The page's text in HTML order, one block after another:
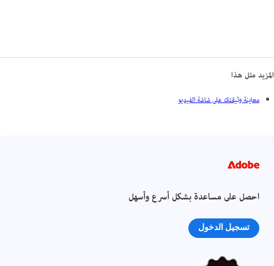
المزيد مثل هذا
معاينة وثيقتك على شاشة الفيديو
احصل على مساعدة بشكل أسرع وأسهل
تسجيل الدخول